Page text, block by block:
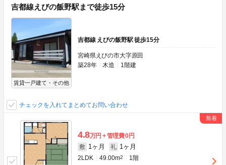
吉都線えびの飯野駅まで徒歩15分
賃貸一戸建て・その他
吉都線 えびの飯野駅 徒歩15分
宮崎県えびの市大字原田
築28年
木造 1階建
チェックを入れてまとめてお問い合わせ
4.8万円 管理費0円
敷 1ヶ月 礼 1ヶ月
2LDK 49.00m2 1階